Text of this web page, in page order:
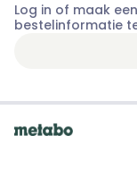
Log in of maak
bestelinformatie